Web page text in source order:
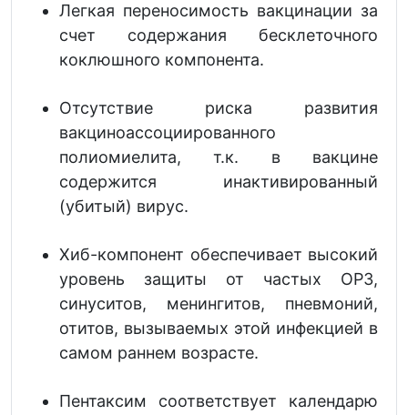
Легкая переносимость вакцинации за
счет содержания бесклеточного
коклюшного компонента.
Отсутствие риска развития
вакциноаcсоциированного
полиомиелита, т.к. в вакцине
содержится инактивированный
(убитый) вирус.
Хиб-компонент обеспечивает высокий
уровень защиты от частых ОРЗ,
синуситов, менингитов, пневмоний,
отитов, вызываемых этой инфекцией в
самом раннем возрасте.
Пентаксим соответствует календарю